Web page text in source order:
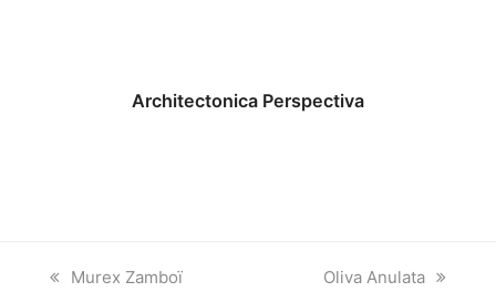
Architectonica Perspectiva
previous
Murex Zamboï
next
Oliva Anulata